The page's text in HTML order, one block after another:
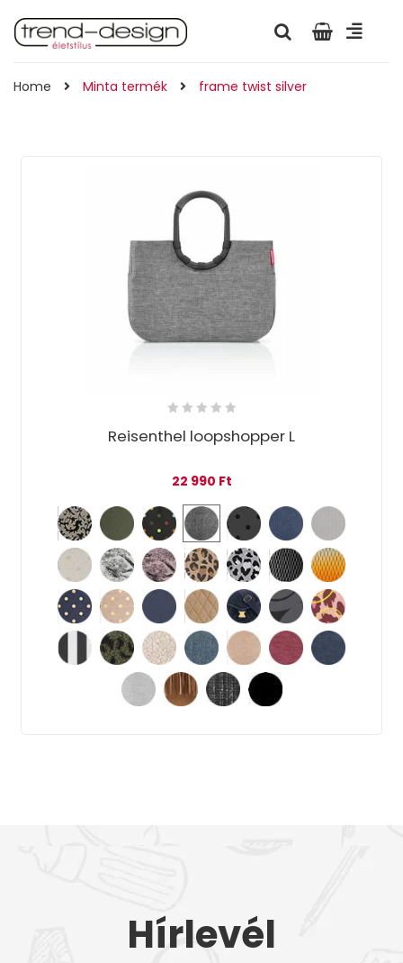
Home Minta termék frame twist silver
Reisenthel loopshopper L
22 990 Ft
Hírlevél